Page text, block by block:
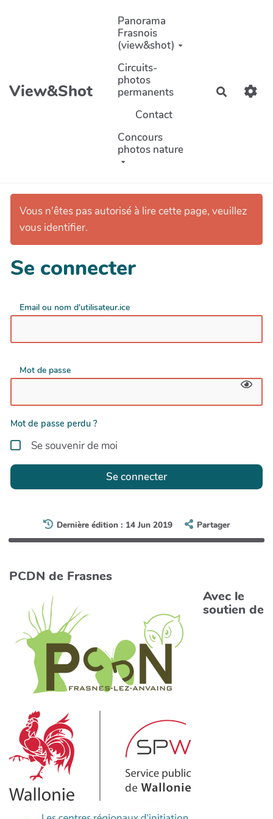
Aller au contenu principal
View&Shot
Panorama
Frasnois
(view&shot)
Circuits-
photos
permanents
Contact
Concours
photos nature
Vous n'êtes pas autorisé à lire cette page, veuillez
vous identifier.
Se connecter
Email ou nom d'utilisateur.ice
Mot de passe
Mot de passe perdu ?
Se souvenir de moi
Se connecter
Dernière édition : 14 Jun 2019 Partager
PCDN de Frasnes
Avec le
soutien de